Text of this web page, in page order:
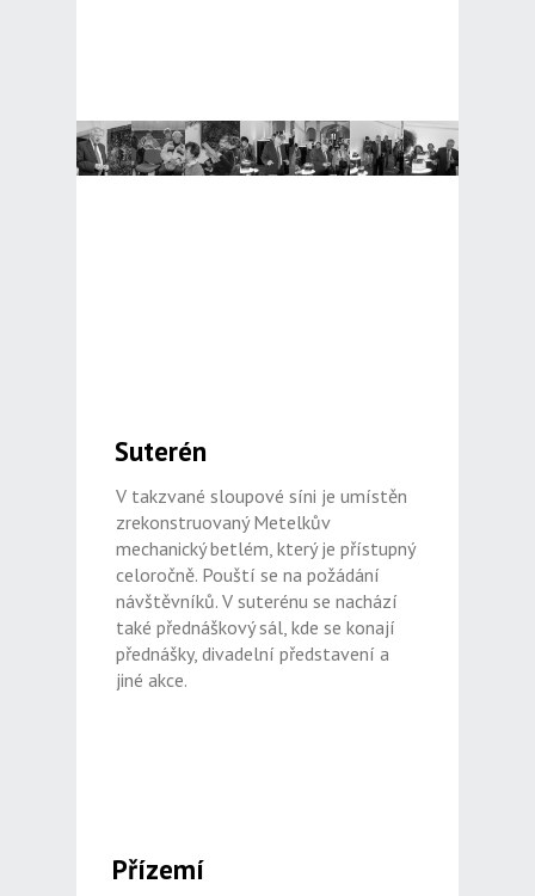
Suterén
V takzvané sloupové síni je umístěn
zrekonstruovaný Metelkův
mechanický betlém, který je přístupný
celoročně. Pouští se na požádání
návštěvníků. V suterénu se nachází
také přednáškový sál, kde se konají
přednášky, divadelní představení a
jiné akce.
Přízemí